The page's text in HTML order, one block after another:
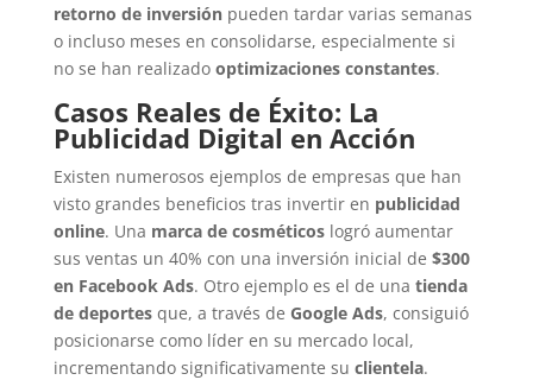
retorno de inversiónpueden tardar varias semanas
o incluso meses en consolidarse, especialmente si
no se han realizado optimizaciones constantes.
Casos Reales de Éxito: La
Publicidad Digital en Acción
Existen numerosos ejemplos de empresas que han
visto grandes beneficios tras invertir en publicidad
online. Una marca de cosméticoslogró aumentar
sus ventas un 40% con una inversión inicial de $300
en Facebook Ads. Otro ejemplo es el de una tienda
de deportesque, a través de Google Ads, consiguió
posicionarse como líder en su mercado local,
incrementando significativamente su clientela.